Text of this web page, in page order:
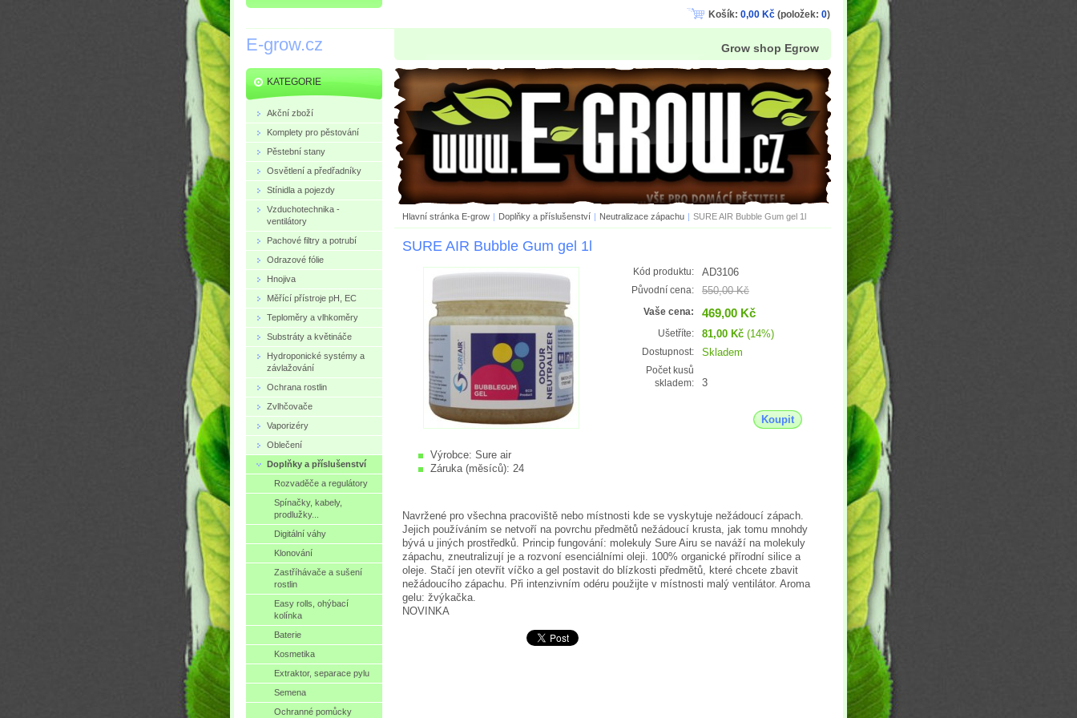
E-grow.cz Grow shop Egrow
Hlavní stránka E-grow | Doplňky a příslušenství | Neutralizace zápachu | SURE AIR Bubble Gum gel 1l
SURE AIR Bubble Gum gel 1l
Výrobce: Sure air
Záruka (měsíců): 24
Kód produktu: AD3106
Původní cena: 550,00 Kč
Vaše cena: 469,00 Kč
Ušetříte: 81,00 Kč (14%)
Dostupnost: Skladem
Počet kusů
skladem:
3
Koupit
Navržené pro všechna pracoviště nebo místnosti kde se vyskytuje nežádoucí zápach.
Jejich používáním se netvoří na povrchu předmětů nežádoucí krusta, jak tomu mnohdy
bývá u jiných prostředků. Princip fungování: molekuly Sure Airu se naváží na molekuly
zápachu, zneutralizují je a rozvoní esenciálními oleji. 100% organické přírodní silice a
oleje. Stačí jen otevřít víčko a gel postavit do blízkosti předmětů, které chcete zbavit
nežádoucího zápachu. Při intenzivním odéru použijte v místnosti malý ventilátor. Aroma
gelu: žvýkačka.
NOVINKA
KATEGORIE
Akční zboží
Komplety pro pěstování
Pěstební stany
Osvětlení a předřadníky
Stínidla a pojezdy
Vzduchotechnika -
ventilátory
Pachové filtry a potrubí
Odrazové fólie
Hnojiva
Měřící přístroje pH, EC
Teploměry a vlhkoměry
Substráty a květináče
Hydroponické systémy a
závlažování
Ochrana rostlin
Zvlhčovače
Vaporizéry
Oblečení
Doplňky a příslušenství
Rozvaděče a regulátory
Spínačky, kabely,
prodlužky...
Digitální váhy
Klonování
Zastříhávače a sušení
rostlin
Easy rolls, ohýbací
kolínka
Baterie
Kosmetika
Extraktor, separace pylu
Semena
Ochranné pomůcky
Košík: 0,00 Kč (položek: 0)